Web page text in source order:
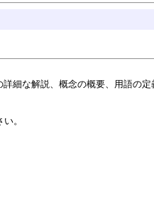
細な解説、概念の概要、用語の
。